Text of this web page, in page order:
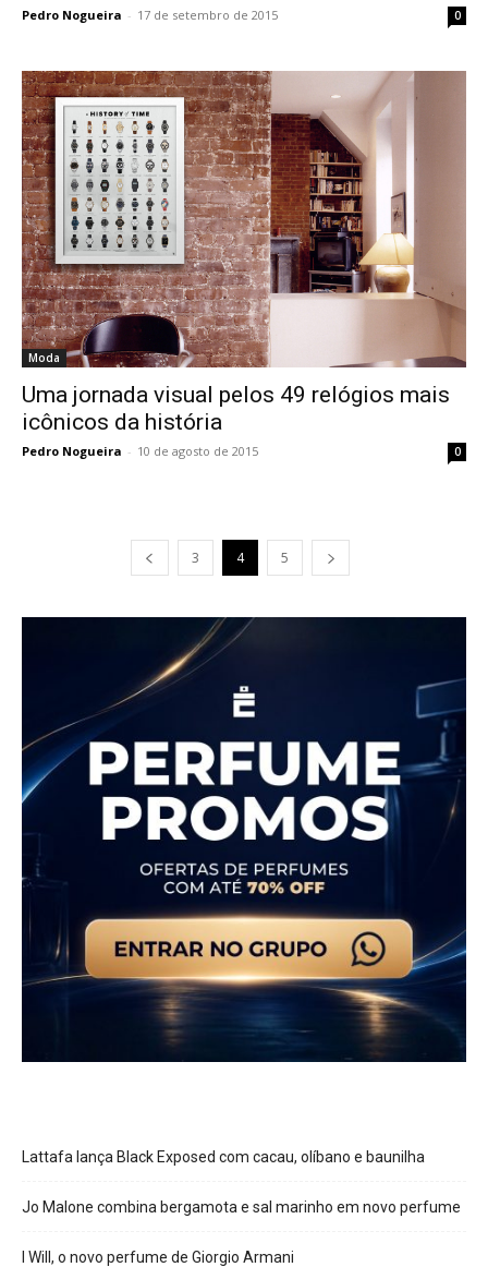
Pedro Nogueira - 17 de setembro de 2015 0
Moda
Uma jornada visual pelos 49 relógios mais
icônicos da história
Pedro Nogueira - 10 de agosto de 2015 0
3 4 5
Lattafa lança Black Exposed com cacau, olíbano e baunilha
Jo Malone combina bergamota e sal marinho em novo perfume
I Will, o novo perfume de Giorgio Armani